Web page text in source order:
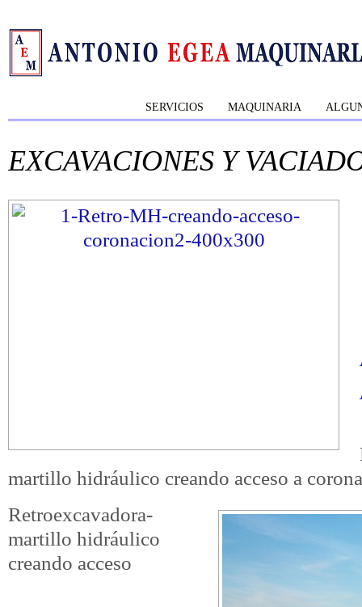
SERVICIOS MAQUINARIA
EXCAVACIONES Y
martillo hidráulico creando acceso a
Retroexcavadora-
martillo hidráulico
creando acceso